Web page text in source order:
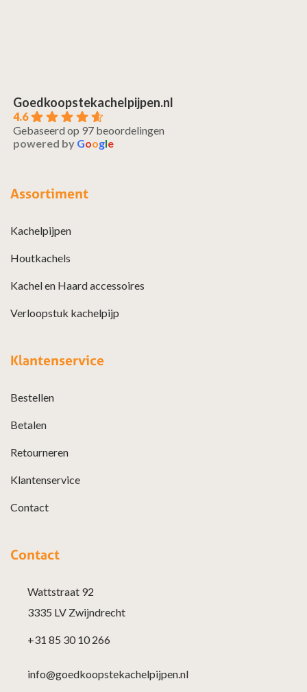
Goedkoopstekachelpijpen.nl
4.6
Gebaseerd op 97 beoordelingen
powered by Google
Assortiment
Kachelpijpen
Houtkachels
Kachel en Haard accessoires
Verloopstuk kachelpijp
Klantenservice
Bestellen
Betalen
Retourneren
Klantenservice
Contact
Contact
Wattstraat 92
3335 LV Zwijndrecht
+31 85 30 10 266
info@goedkoopstekachelpijpen.nl